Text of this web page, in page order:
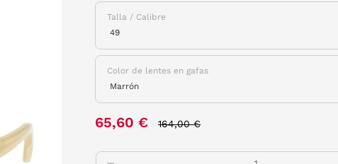
Talla / Calibre
Color de lentes en gafas
65,60 € 164,00 €